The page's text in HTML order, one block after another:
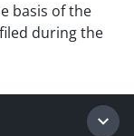
basis of the
during the